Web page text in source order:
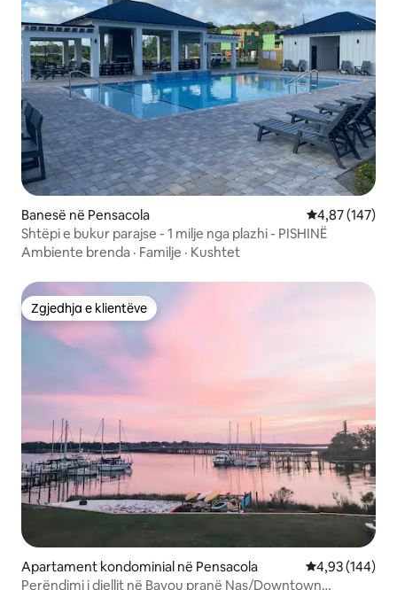
Banesë në Pensacola Vlerësimi
4,87 (147)
Shtëpi e bukur parajse - 1 milje nga plazhi - PISHINË
Ambiente brenda · Familje · Kushtet
Zgjedhja e klientëve
Zgjedhja e klientëve
Apartament kondominial në Pensacola Vlerësimi
4,93 (144)
Perëndimi i diellit në Bayou pranë Nas/Downtown